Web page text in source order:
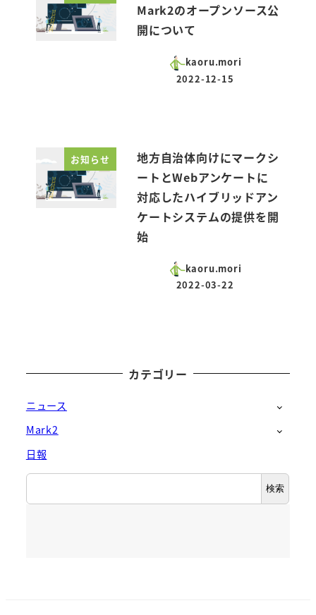
Mark2のオープンソース公
開について
kaoru.mori
投稿日
2022-12-15
お知らせ
地方自治体向けにマークシ
ートとWebアンケートに
対応したハイブリッドアン
ケートシステムの提供を開
始
kaoru.mori
投稿日
2022-03-22
カテゴリー
ニュース
Mark2
日報
索
検索